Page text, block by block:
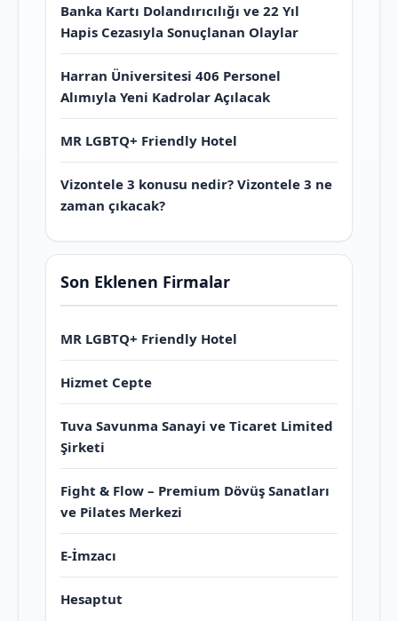
Banka Kartı Dolandırıcılığı ve 22 Yıl
Hapis Cezasıyla Sonuçlanan Olaylar
Harran Üniversitesi 406 Personel
Alımıyla Yeni Kadrolar Açılacak
MR LGBTQ+ Friendly Hotel
Vizontele 3 konusu nedir? Vizontele 3 ne
zaman çıkacak?
Son Eklenen Firmalar
MR LGBTQ+ Friendly Hotel
Hizmet Cepte
Tuva Savunma Sanayi ve Ticaret Limited
Şirketi
Fight & Flow – Premium Dövüş Sanatları
ve Pilates Merkezi
E-İmzacı
Hesaptut